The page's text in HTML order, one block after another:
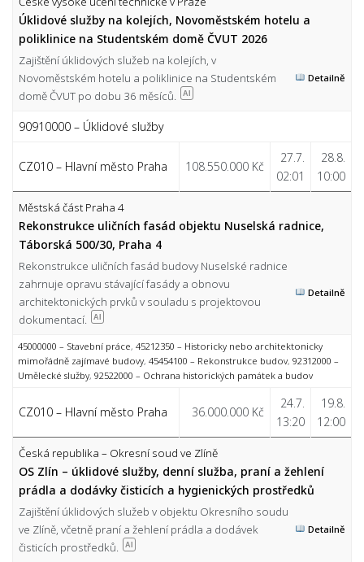
Úklidové služby na kolejích, Novoměstském hotelu a
poliklinice na Studentském domě ČVUT 2026
Zajištění úklidových služeb na kolejích, v
Novoměstském hotelu a poliklinice na Studentském
domě ČVUT po dobu 36 měsíců.
AI
Detailně
90910000 – Úklidové služby
CZ010 – Hlavní město Praha 108.550.000 Kč
27.7.
02:01
28.8.
10:00
Městská část Praha 4
Rekonstrukce uličních fasád objektu Nuselská radnice,
Táborská 500/30, Praha 4
Rekonstrukce uličních fasád budovy Nuselské radnice
zahrnuje opravu stávající fasády a obnovu
architektonických prvků v souladu s projektovou
dokumentací.
AI
Detailně
45000000 – Stavební práce, 45212350 – Historicky nebo architektonicky
mimořádně zajímavé budovy, 45454100 – Rekonstrukce budov, 92312000 –
Umělecké služby, 92522000 – Ochrana historických památek a budov
CZ010 – Hlavní město Praha 36.000.000 Kč
24.7.
13:20
19.8.
12:00
Česká republika – Okresní soud ve Zlíně
OS Zlín – úklidové služby, denní služba, praní a žehlení
prádla a dodávky čisticích a hygienických prostředků
Zajištění úklidových služeb v objektu Okresního soudu
ve Zlíně, včetně praní a žehlení prádla a dodávek
čisticích prostředků.
AI
Detailně